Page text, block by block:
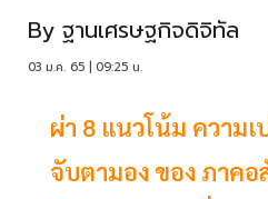
By ฐานเศรษฐกิจดิจิทัล
03 ม.ค. 65 | 09:25 น.
ผ่า 8 แนวโน้ม ความ
จับตามอง ของ ภาค